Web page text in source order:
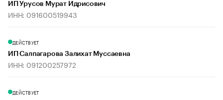
ИП Урусов Мурат Идрисович
ИНН: 091600519943
ДЕЙСТВУЕТ
ИП Салпагарова Залихат Муссаевна
ИНН: 091200257972
ДЕЙСТВУЕТ